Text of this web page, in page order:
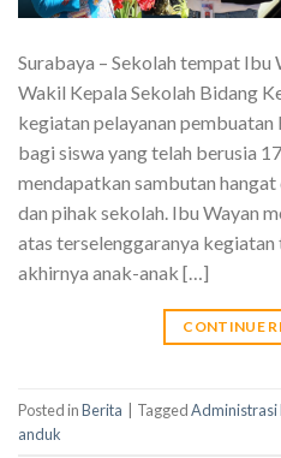
Surabaya – Sekolah tempat Ibu
Wakil Kepala Sekolah Bidang
kegiatan pelayanan
bagi siswa yang telah berusia
mendapatkan sambutan
dan pihak sekolah. Ibu Wayan
atas terselenggaranya
akhirnya anak-anak […]
CONTINUE
Posted inBerita TaggedAdministrasi
anduk